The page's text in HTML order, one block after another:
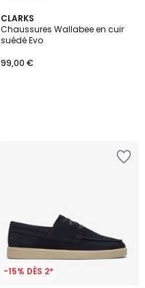
CLARKS
Chaussures Wallabee en cuir
suédé Evo
99,00 €
-15% DÈS 2*